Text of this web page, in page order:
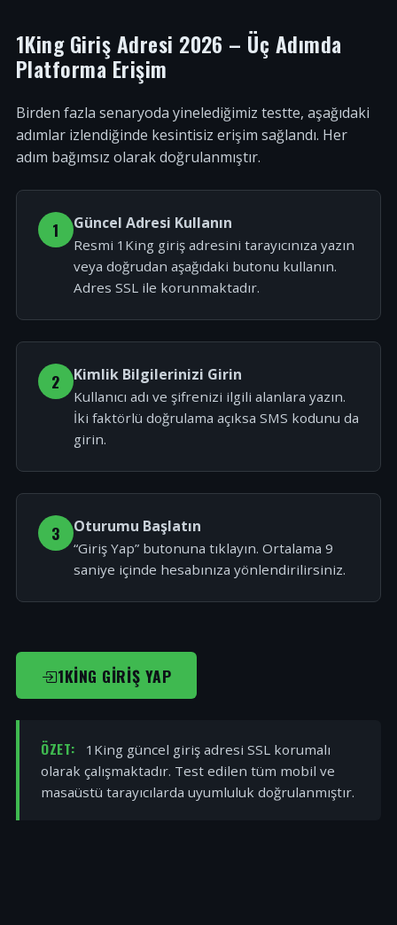
1King Giriş Adresi 2026 – Üç Adımda
Platforma Erişim
Birden fazla senaryoda yinelediğimiz testte, aşağıdaki
adımlar izlendiğinde kesintisiz erişim sağlandı. Her
adım bağımsız olarak doğrulanmıştır.
1 Güncel Adresi Kullanın
Resmi 1King giriş adresini tarayıcınıza yazın
veya doğrudan aşağıdaki butonu kullanın.
Adres SSL ile korunmaktadır.
2 Kimlik Bilgilerinizi Girin
Kullanıcı adı ve şifrenizi ilgili alanlara yazın.
İki faktörlü doğrulama açıksa SMS kodunu da
girin.
3 Oturumu Başlatın
“Giriş Yap” butonuna tıklayın. Ortalama 9
saniye içinde hesabınıza yönlendirilirsiniz.
1KING GIRIŞ YAP
ÖZET:
1King güncel giriş adresi SSL korumalı
olarak çalışmaktadır. Test edilen tüm mobil ve
masaüstü tarayıcılarda uyumluluk doğrulanmıştır.